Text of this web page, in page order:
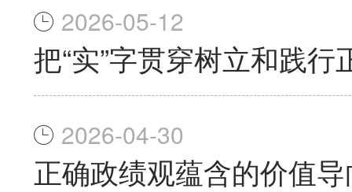
2026-05-12
把“实”字贯穿树立和践
2026-04-30
正确政绩观蕴含的价值